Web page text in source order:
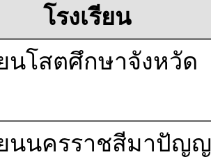
โรงเรียน
นโสตศึกษาจังหวัด
ยนนครราชสีมาปัญ